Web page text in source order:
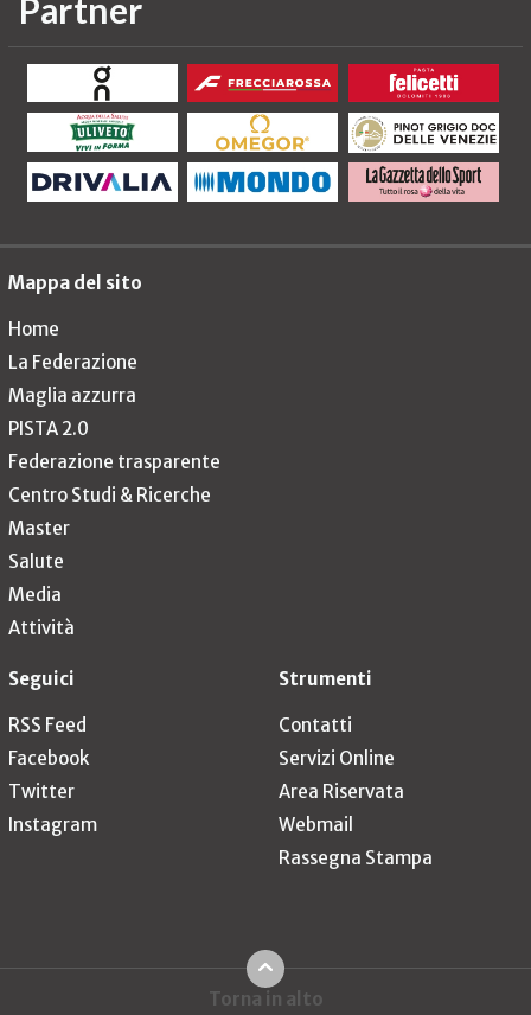
Partner
Mappa del sito
Home
La Federazione
Maglia azzurra
PISTA 2.0
Federazione trasparente
Centro Studi & Ricerche
Master
Salute
Media
Attività
Seguici
RSS Feed
Facebook
Twitter
Instagram
Strumenti
Contatti
Servizi Online
Area Riservata
Webmail
Rassegna Stampa
Torna in alto